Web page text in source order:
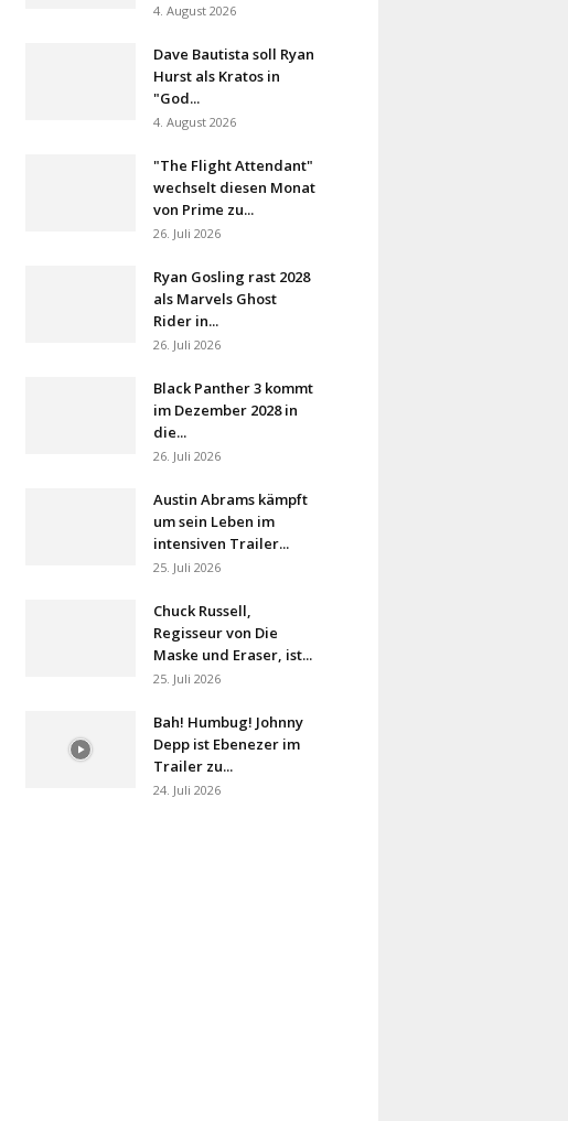
4. August 2026
Dave Bautista soll Ryan
Hurst als Kratos in
"God...
4. August 2026
"The Flight Attendant"
wechselt diesen Monat
von Prime zu...
26. Juli 2026
Ryan Gosling rast 2028
als Marvels Ghost
Rider in...
26. Juli 2026
Black Panther 3 kommt
im Dezember 2028 in
die...
26. Juli 2026
Austin Abrams kämpft
um sein Leben im
intensiven Trailer...
25. Juli 2026
Chuck Russell,
Regisseur von Die
Maske und Eraser, ist...
25. Juli 2026
Bah! Humbug! Johnny
Depp ist Ebenezer im
Trailer zu...
24. Juli 2026